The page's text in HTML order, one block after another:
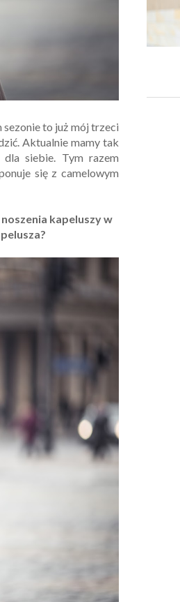
sezonie to już mój trzeci
Aktualnie mamy tak
siebie. Tym razem
się z camelowym
kapeluszy w